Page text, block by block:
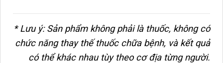
* Lưu ý: Sản phẩm không phải là thuốc, không có
chức năng thay thế thuốc chữa bệnh, và kết quả
có thể khác nhau tùy theo cơ địa từng người.